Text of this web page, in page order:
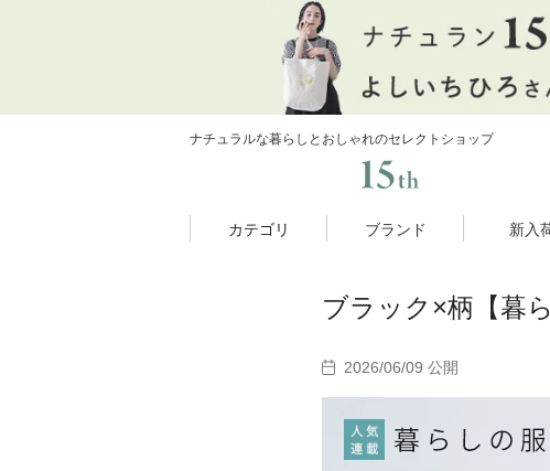
ナチュラルな暮らしとおしゃれのセレクトショップ
カテゴリ ブランド 新入
ブラック×柄【暮
2026/06/09 公開